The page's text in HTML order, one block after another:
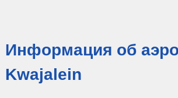
Информация об
Kwajalein